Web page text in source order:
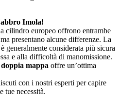
Imola!
cilindro europeo offrono entrambe
presentano alcune differenze. La
è generalmente considerata più sicura
e alla difficoltà di manomissione.
mappa offre un’ottima
con i nostri esperti per capire
tue necessità.